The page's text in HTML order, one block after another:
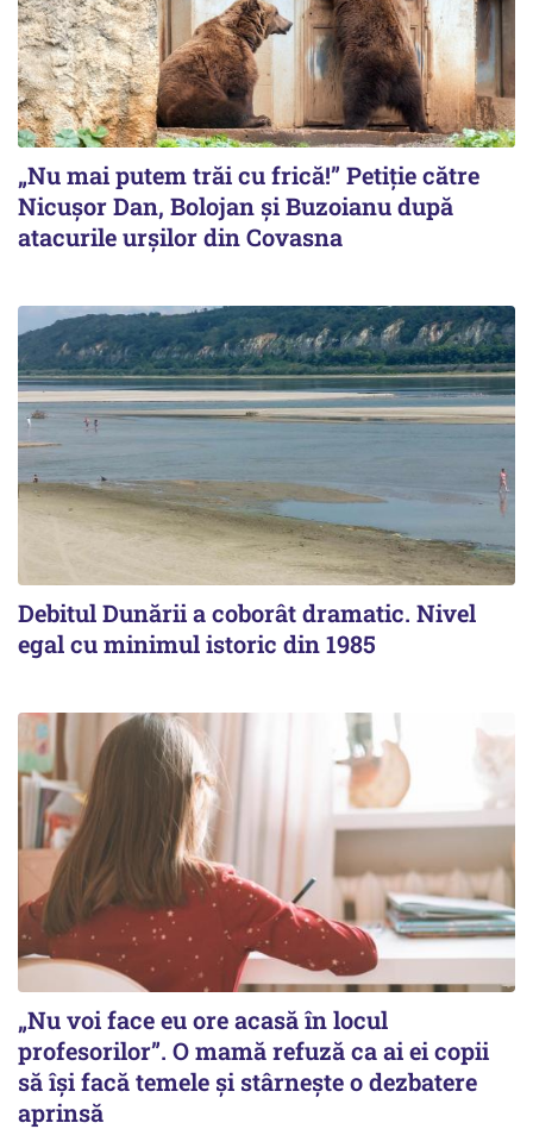
„Nu mai putem trăi cu frică!” Petiție către
Nicușor Dan, Bolojan și Buzoianu după
atacurile urșilor din Covasna
Debitul Dunării a coborât dramatic. Nivel
egal cu minimul istoric din 1985
„Nu voi face eu ore acasă în locul
profesorilor”. O mamă refuză ca ai ei copii
să își facă temele și stârnește o dezbatere
aprinsă